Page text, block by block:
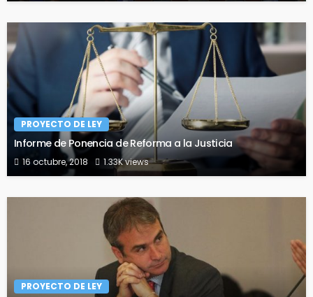
PROYECTO DE LEY
Informe de Ponencia de Reforma a la Justicia
16 octubre, 2018 1.33K views
PROYECTO DE LEY